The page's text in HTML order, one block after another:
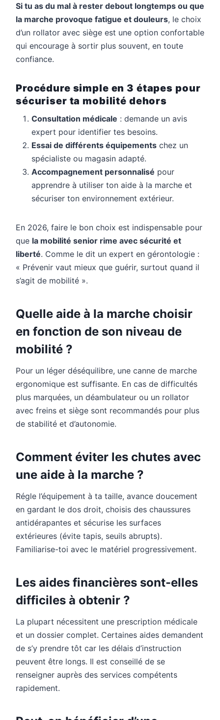
Si tu as du mal à rester debout longtemps ou que
la marche provoque fatigue et douleurs, le choix
d’un rollator avec siège est une option confortable
qui encourage à sortir plus souvent, en toute
confiance.
Procédure simple en 3 étapes pour
sécuriser ta mobilité dehors
Consultation médicale : demande un avis
expert pour identifier tes besoins.
Essai de différents équipements chez un
spécialiste ou magasin adapté.
Accompagnement personnalisé pour
apprendre à utiliser ton aide à la marche et
sécuriser ton environnement extérieur.
En 2026, faire le bon choix est indispensable pour
que la mobilité senior rime avec sécurité et
liberté. Comme le dit un expert en gérontologie :
« Prévenir vaut mieux que guérir, surtout quand il
s’agit de mobilité ».
Quelle aide à la marche choisir
en fonction de son niveau de
mobilité ?
Pour un léger déséquilibre, une canne de marche
ergonomique est suffisante. En cas de difficultés
plus marquées, un déambulateur ou un rollator
avec freins et siège sont recommandés pour plus
de stabilité et d’autonomie.
Comment éviter les chutes avec
une aide à la marche ?
Régle l’équipement à ta taille, avance doucement
en gardant le dos droit, choisis des chaussures
antidérapantes et sécurise les surfaces
extérieures (évite tapis, seuils abrupts).
Familiarise-toi avec le matériel progressivement.
Les aides financières sont-elles
difficiles à obtenir ?
La plupart nécessitent une prescription médicale
et un dossier complet. Certaines aides demandent
de s’y prendre tôt car les délais d’instruction
peuvent être longs. Il est conseillé de se
renseigner auprès des services compétents
rapidement.